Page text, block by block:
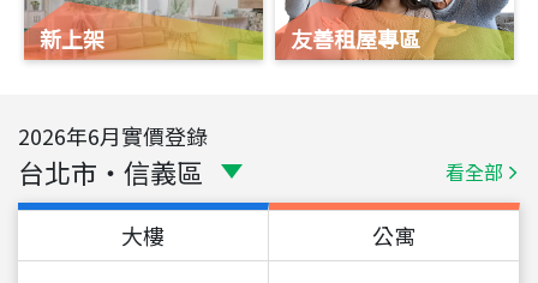
新上架 友善租屋專區
2026年6月實價登錄
台北市 ・ 信義區 看全部
大樓 公寓